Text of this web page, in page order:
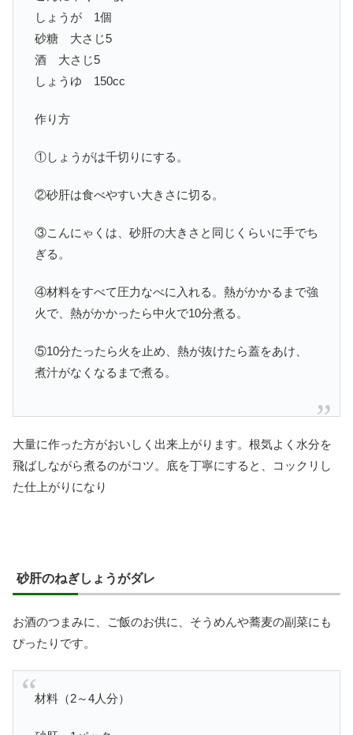
しょうが 1個
砂糖 大さじ5
酒 大さじ5
しょうゆ 150cc
作り方
①しょうがは千切りにする。
②砂肝は食べやすい大きさに切る。
③こんにゃくは、砂肝の大きさと同じくらいに手でち
ぎる。
④材料をすべて圧力なべに入れる。熱がかかるまで強
火で、熱がかかったら中火で10分煮る。
⑤10分たったら火を止め、熱が抜けたら蓋をあけ、
煮汁がなくなるまで煮る。
大量に作った方がおいしく出来上がります。根気よく水分を
飛ばしながら煮るのがコツ。底を丁寧にすると、コックリし
た仕上がりになり
砂肝のねぎしょうがダレ
お酒のつまみに、ご飯のお供に、そうめんや蕎麦の副菜にも
ぴったりです。
材料（2～4人分）